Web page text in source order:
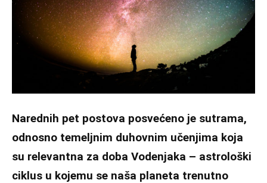
Narednih pet postova posvećeno je sutrama,
odnosno temeljnim duhovnim učenjima koja
su relevantna za doba Vodenjaka – astrološki
ciklus u kojemu se naša planeta trenutno